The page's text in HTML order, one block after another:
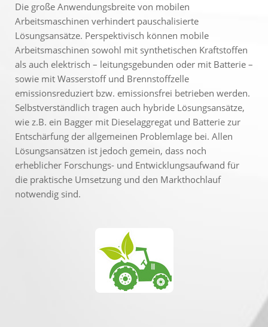
Die große Anwendungsbreite von mobilen
Arbeitsmaschinen verhindert pauschalisierte
Lösungsansätze. Perspektivisch können mobile
Arbeitsmaschinen sowohl mit synthetischen Kraftstoffen
als auch elektrisch – leitungsgebunden oder mit Batterie –
sowie mit Wasserstoff und Brennstoffzelle
emissionsreduziert bzw. emissionsfrei betrieben werden.
Selbstverständlich tragen auch hybride Lösungsansätze,
wie z.B. ein Bagger mit Dieselaggregat und Batterie zur
Entschärfung der allgemeinen Problemlage bei. Allen
Lösungsansätzen ist jedoch gemein, dass noch
erheblicher Forschungs- und Entwicklungsaufwand für
die praktische Umsetzung und den Markthochlauf
notwendig sind.